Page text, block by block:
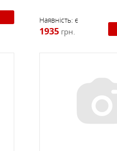
Наявність: є
1935 грн.